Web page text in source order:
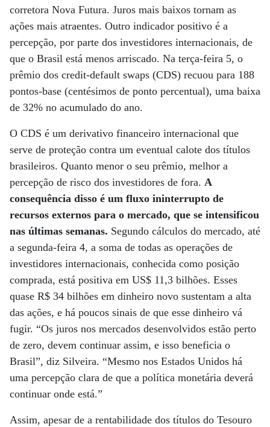
corretora Nova Futura. Juros mais baixos tornam as
ações mais atraentes. Outro indicador positivo é a
percepção, por parte dos investidores internacionais, de
que o Brasil está menos arriscado. Na terça-feira 5, o
prêmio dos credit-default swaps (CDS) recuou para 188
pontos-base (centésimos de ponto percentual), uma baixa
de 32% no acumulado do ano.
O CDS é um derivativo financeiro internacional que
serve de proteção contra um eventual calote dos títulos
brasileiros. Quanto menor o seu prêmio, melhor a
percepção de risco dos investidores de fora. A
consequência disso é um fluxo ininterrupto de
recursos externos para o mercado, que se intensificou
nas últimas semanas. Segundo cálculos do mercado, até
a segunda-feira 4, a soma de todas as operações de
investidores internacionais, conhecida como posição
comprada, está positiva em US$ 11,3 bilhões. Esses
quase R$ 34 bilhões em dinheiro novo sustentam a alta
das ações, e há poucos sinais de que esse dinheiro vá
fugir. “Os juros nos mercados desenvolvidos estão perto
de zero, devem continuar assim, e isso beneficia o
Brasil”, diz Silveira. “Mesmo nos Estados Unidos há
uma percepção clara de que a política monetária deverá
continuar onde está.”
Assim, apesar de a rentabilidade dos títulos do Tesouro